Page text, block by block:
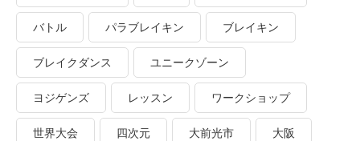
バトル パラブレイキン ブレイキン
ブレイクダンス ユニークゾーン
ヨジゲンズ レッスン ワークショップ
世界大会 四次元 大前光市 大阪